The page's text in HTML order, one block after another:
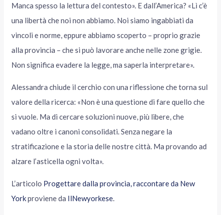
Manca spesso la lettura del contesto». E dall’America? «Lì c’è
una libertà che noi non abbiamo. Noi siamo ingabbiati da
vincoli e norme, eppure abbiamo scoperto – proprio grazie
alla provincia – che si può lavorare anche nelle zone grigie.
Non significa evadere la legge, ma saperla interpretare».
Alessandra chiude il cerchio con una riflessione che torna sul
valore della ricerca: «Non è una questione di fare quello che
si vuole. Ma di cercare soluzioni nuove, più libere, che
vadano oltre i canoni consolidati. Senza negare la
stratificazione e la storia delle nostre città. Ma provando ad
alzare l’asticella ogni volta».
L’articolo Progettare dalla provincia, raccontare da New
Yorkproviene da IlNewyorkese.